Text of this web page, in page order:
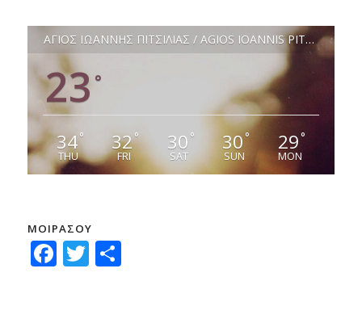
ΑΓΙΟΣ ΙΩΑΝΝΗΣ ΠΙΤΣΙΛΙΑΣ / AGIOS IOANNIS PITSILIAS
23 °
34°
THU
32°
FRI
30 °
SAT
30 °
SUN
29°
MON
ΜΟΙΡΑΣΟΥ
Facebook
Twitter
Μοιραστείτε